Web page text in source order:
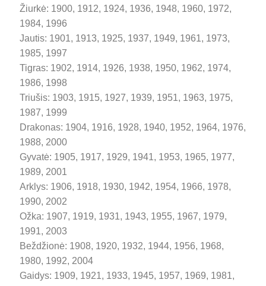
Žiurkė: 1900, 1912, 1924, 1936, 1948, 1960, 1972,
1984, 1996
Jautis: 1901, 1913, 1925, 1937, 1949, 1961, 1973,
1985, 1997
Tigras: 1902, 1914, 1926, 1938, 1950, 1962, 1974,
1986, 1998
Triušis: 1903, 1915, 1927, 1939, 1951, 1963, 1975,
1987, 1999
Drakonas: 1904, 1916, 1928, 1940, 1952, 1964, 1976,
1988, 2000
Gyvatė: 1905, 1917, 1929, 1941, 1953, 1965, 1977,
1989, 2001
Arklys: 1906, 1918, 1930, 1942, 1954, 1966, 1978,
1990, 2002
Ožka: 1907, 1919, 1931, 1943, 1955, 1967, 1979,
1991, 2003
Beždžionė: 1908, 1920, 1932, 1944, 1956, 1968,
1980, 1992, 2004
Gaidys: 1909, 1921, 1933, 1945, 1957, 1969, 1981,